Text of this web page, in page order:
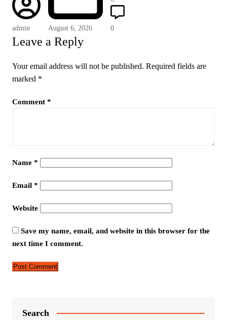
admin August 6, 2026 0
Leave a Reply
Your email address will not be published. Required fields are
marked *
Comment *
Name *
Email *
Website
Save my name, email, and website in this browser for the
next time I comment.
Search